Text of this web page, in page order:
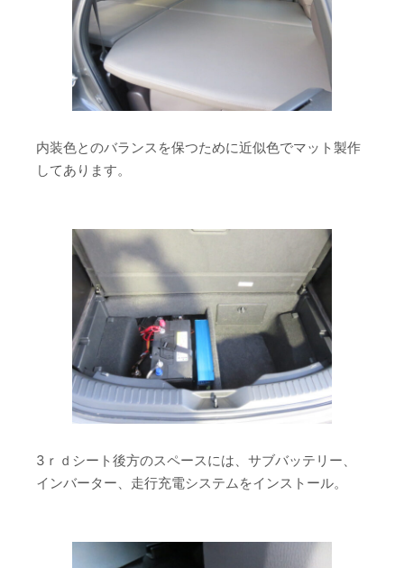
内装色とのバランスを保つために近似色でマット製作
してあります。
3ｒｄシート後方のスペースには、サブバッテリー、
インバーター、走行充電システムをインストール。